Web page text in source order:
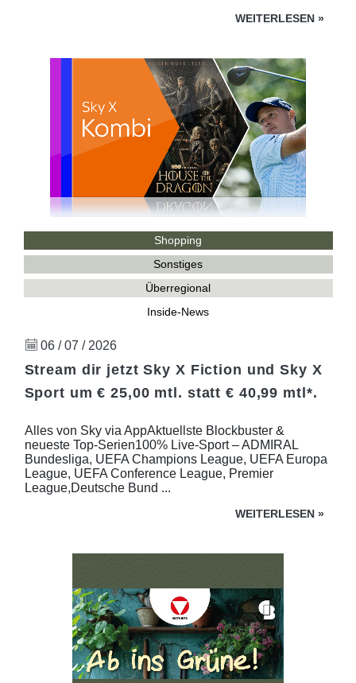
WEITERLESEN »
Shopping
Sonstiges
Überregional
Inside-News
06 / 07 / 2026
Stream dir jetzt Sky X Fiction und Sky X
Sport um € 25,00 mtl. statt € 40,99 mtl*.
Alles von Sky via AppAktuellste Blockbuster &
neueste Top-Serien100% Live-Sport – ADMIRAL
Bundesliga, UEFA Champions League, UEFA Europa
League, UEFA Conference League, Premier
League,Deutsche Bund ...
WEITERLESEN »